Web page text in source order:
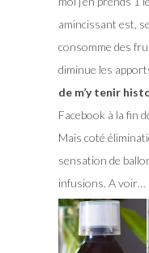
amincissant est,
consomme des
diminue les
de m’y tenir
Facebook à la fin
Mais coté
sensation de
infusions. A voir…